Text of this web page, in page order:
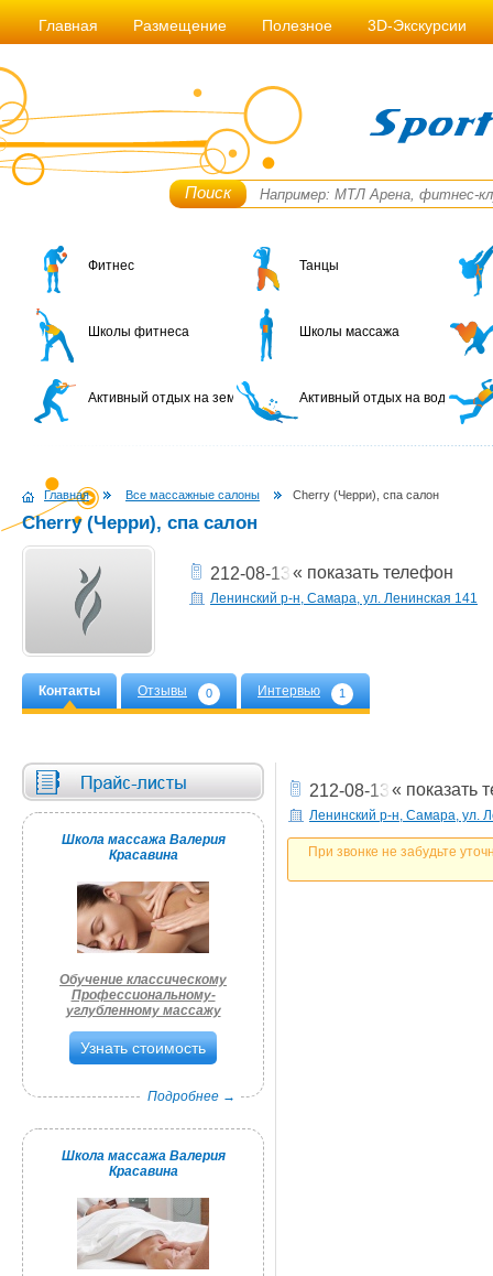
Главная Размещение Полезное 3D-Экскурсии
Поиск
Фитнес Танцы
Школы фитнеса Школы массажа
Активный отдых на земле Активный отдых на воде
Главная Все массажные салоны Cherry (Черри), спа салон
Cherry (Черри), спа салон
212-08-13 « показать телефон
Ленинский р-н, Самара, ул. Ленинская 141
Контакты Отзывы 0 Интервью 1
Школа массажа Валерия
Красавина
Обучение классическому
Профессиональному-
углубленному массажу
Узнать стоимость
Подробнее →
Школа массажа Валерия
Красавина
212-08-13 « показать
Ленинский р-н, Самара, ул.
При звонке не забудьте